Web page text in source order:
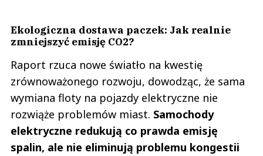
Ekologiczna dostawa paczek: Jak realnie
zmniejszyć emisję CO2?
Raport rzuca nowe światło na kwestię
zrównoważonego rozwoju, dowodząc, że sama
wymiana floty na pojazdy elektryczne nie
rozwiąże problemów miast. Samochody
elektryczne redukują co prawda emisję
spalin, ale nie eliminują problemu kongestii